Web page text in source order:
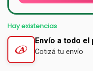
Hay existencias
Envío a todo el
Cotizá tu envío